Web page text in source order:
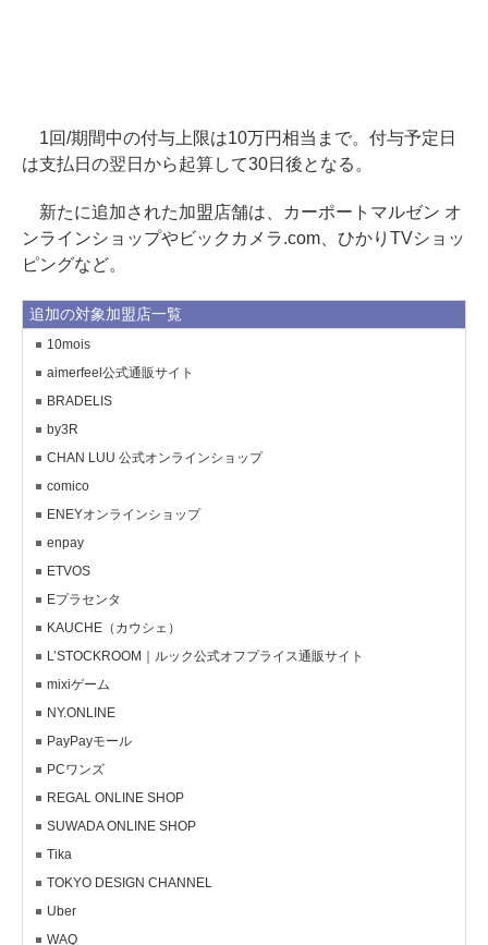
1回/期間中の付与上限は10万円相当まで。付与予定日
は支払日の翌日から起算して30日後となる。
新たに追加された加盟店舗は、カーポートマルゼン オ
ンラインショップやビックカメラ.com、ひかりTVショッ
ピングなど。
追加の対象加盟店一覧
10mois
aimerfeel公式通販サイト
BRADELIS
by3R
CHAN LUU 公式オンラインショップ
comico
ENEYオンラインショップ
enpay
ETVOS
Eプラセンタ
KAUCHE（カウシェ）
L’STOCKROOM｜ルック公式オフプライス通販サイト
mixiゲーム
NY.ONLINE
PayPayモール
PCワンズ
REGAL ONLINE SHOP
SUWADA ONLINE SHOP
Tika
TOKYO DESIGN CHANNEL
Uber
WAQ